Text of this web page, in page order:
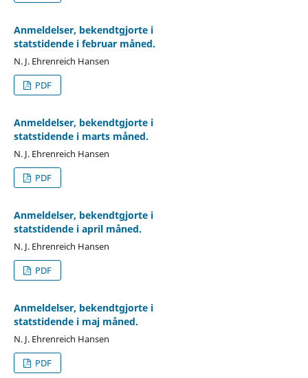
Anmeldelser, bekendtgjorte i
statstidende i februar måned.
N. J. Ehrenreich Hansen
PDF
Anmeldelser, bekendtgjorte i
statstidende i marts måned.
N. J. Ehrenreich Hansen
PDF
Anmeldelser, bekendtgjorte i
statstidende i april måned.
N. J. Ehrenreich Hansen
PDF
Anmeldelser, bekendtgjorte i
statstidende i maj måned.
N. J. Ehrenreich Hansen
PDF